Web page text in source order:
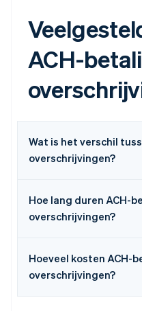
ACH-
Wat is het verschil
overschrijvingen?
Hoe lang duren ACH-
overschrijvingen?
Hoeveel kosten ACH-
overschrijvingen?